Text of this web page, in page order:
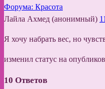
Форума: Красота
Лайла Ахмед (анонимный)
Я хочу набрать вес, но
изменил статус на
10 Ответов